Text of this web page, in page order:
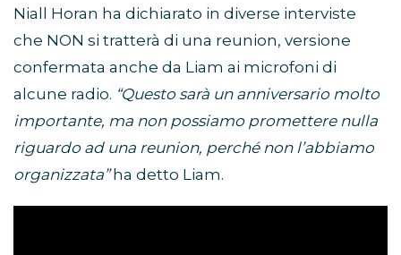
Niall Horan ha dichiarato in diverse interviste
che NON si tratterà di una reunion, versione
confermata anche da Liam ai microfoni di
alcune radio. “Questo sarà un anniversario molto
importante, ma non possiamo promettere nulla
riguardo ad una reunion, perché non l’abbiamo
organizzata”ha detto Liam.